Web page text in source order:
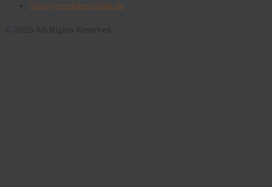
info@vogelsbergliebe.de
© 2026 All Rights Reserved.